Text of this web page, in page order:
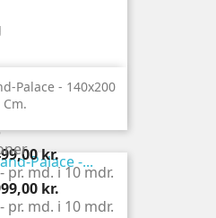
kr.
pr. md. i 10 mdr.
Palace - 140x200
Cm.
kr.
pr. md. i 10 mdr.